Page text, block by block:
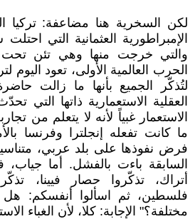
لكن السخرية هنا مضاعفة: تركيا
الإمبراطورية العثمانية التي
والتي خرجت منها وهي تئن تحت
الحرب العالمية الأولى، تعود اليوم
لتُذكّر الجميع بأنها ما زالت
العقلية الاستعمارية ذاتها التي
الاستعمار غبياً لأنه لا يتعلم من
ما كانت تفعله إنجلترا وفرنسا
فرض نفوذها على بلد عربي،
السابقة باءت بالفشل. أما
أتراك، تذكّروا حصار فيينا،
فلسطين، ثم اسألوا أنفسكم:
مختلفة؟" الإجابة: كلا، لأن الغباء